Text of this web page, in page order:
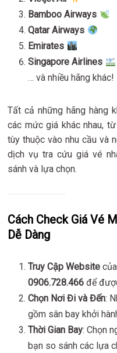
Bamboo Airways
Qatar Airways
Emirates
Singapore Airlines
… và nhiều hãng khác!
Tất cả những hãng hàng
các mức giá khác nhau, từ
tùy thuộc vào nhu cầu và
dịch vụ tra cứu giá vé
sánh và lựa chọn.
Cách Check Giá Vé
Dễ Dàng
Truy Cập Website
0906.728.466 để
Chọn Nơi Đi và Đến:
gồm sân bay khởi
Thời Gian Bay: Chọn
bạn so sánh các lựa